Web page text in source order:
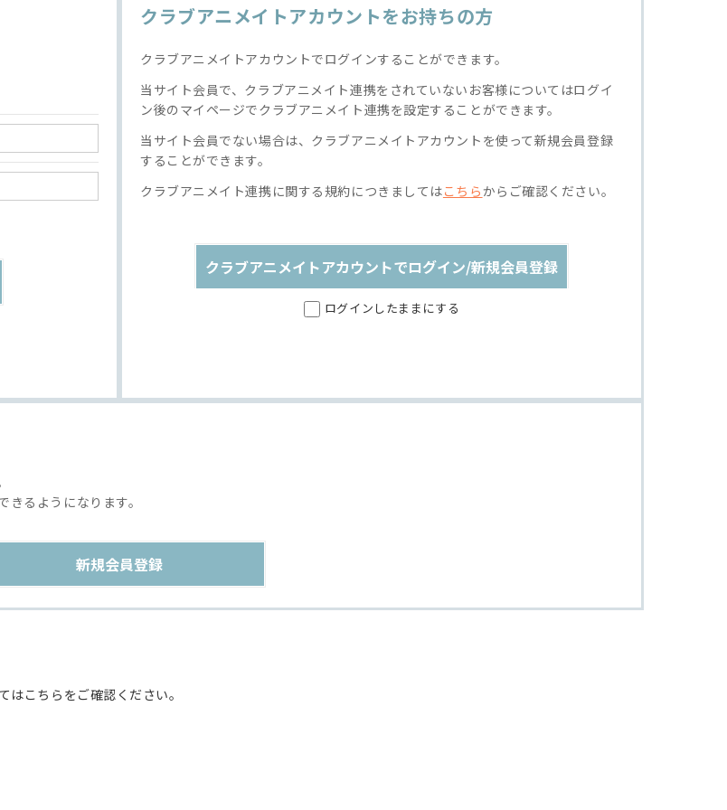
クラブアニメイトアカウントをお持ちの方
クラブアニメイトアカウントでログインすることができます。
当サイト会員で、クラブアニメイト連携をされていないお客様についてはログイ
ン後のマイページでクラブアニメイト連携を設定することができます。
当サイト会員でない場合は、クラブアニメイトアカウントを使って新規会員登録
することができます。
クラブアニメイト連携に関する規約につきましてはこちらからご確認ください。
クラブアニメイトアカウントでログイン/新規会員登録
ログインしたままにする
るようになります。
こちらをご確認ください。